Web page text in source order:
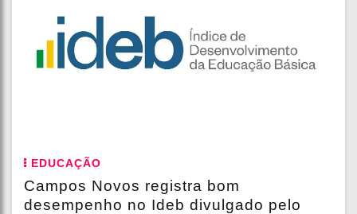
EDUCAÇÃO
Campos Novos registra bom
desempenho no Ideb divulgado pelo